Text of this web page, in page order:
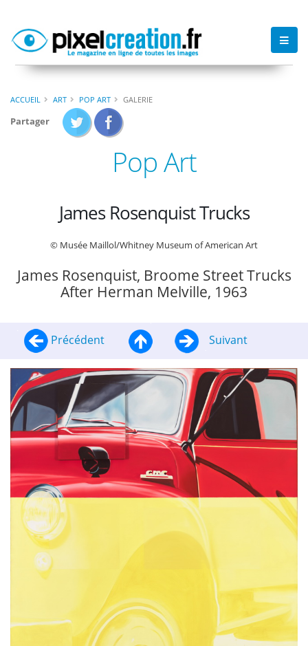
ACCUEIL ART POP ART GALERIE
Partager
Pop Art
James Rosenquist Trucks
© Musée Maillol/Whitney Museum of American Art
James Rosenquist, Broome Street Trucks
After Herman Melville, 1963
Précédent Suivant